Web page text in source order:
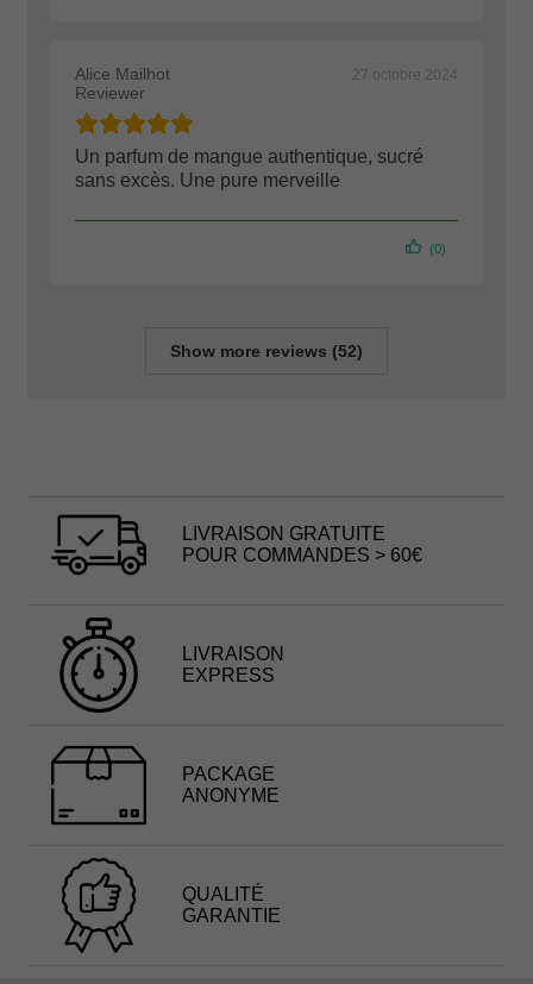
Alice Mailhot
Reviewer
27 octobre 2024
Un parfum de mangue authentique, sucré
sans excès. Une pure merveille
(0)
Show more reviews (52)
LIVRAISON GRATUITE
POUR COMMANDES > 60€
LIVRAISON
EXPRESS
PACKAGE
ANONYME
QUALITÉ
GARANTIE